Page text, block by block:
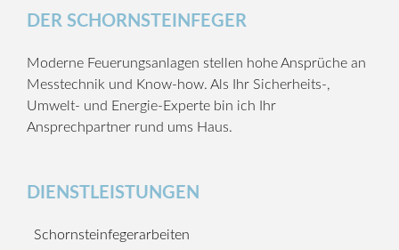
DER SCHORNSTEINFEGER
Moderne Feuerungsanlagen stellen hohe Ansprüche an
Messtechnik und Know-how. Als Ihr Sicherheits-,
Umwelt- und Energie-Experte bin ich Ihr
Ansprechpartner rund ums Haus.
DIENSTLEISTUNGEN
Schornsteinfegerarbeiten